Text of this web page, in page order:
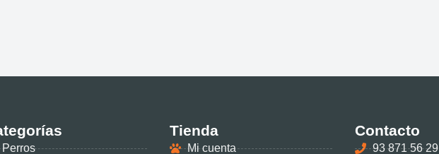
Perros
Tienda
Mi cuenta
Contacto
93 871 56 29